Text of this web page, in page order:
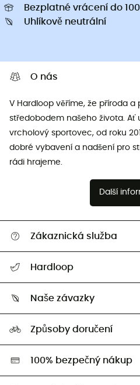
Bezplatné vrácení do
Uhlíkově neutrální
O nás
V Hardloop věříme, že příroda a
středobodem našeho života. Ať
vrcholový sportovec, od roku
dobré vybavení a nadšení pro
rádi hrajeme.
Další
Zákaznická služba
Vrácení zboží a peněz
Hardloop
Naši Ambasadoři
Naše závazky
Second hand
HardGreen
Způsoby doručení
100% bezpečný nákup